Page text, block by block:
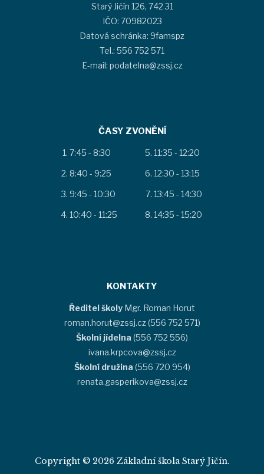
Starý Jičín 126, 742 31
IČO: 70982023
Datová schránka: 9famspz
Tel.: 556 752 571
E-mail: podatelna@zssj.cz
ČASY ZVONĚNÍ
7:45 - 8:30
8:40 - 9:25
9:45 - 10:30
10:40 - 11:25
11:35 - 12:20
12:30 - 13:15
13:45 - 14:30
14:35 - 15:20
KONTAKTY
Ředitel školy Mgr. Roman Horut
roman.horut@zssj.cz (556 752 571)
Školní jídelna (556 752 556)
ivana.krpcova@zssj.cz
Školní družina (556 720 954)
renata.gasperikova@zssj.cz
Copyright © 2026 Základní škola Starý Jičín.